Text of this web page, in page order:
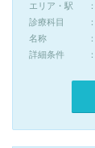
エリア・駅
診療科目
名称
詳細条件